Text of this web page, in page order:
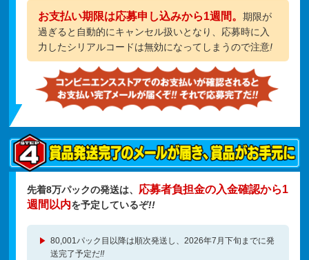
お支払い期限は応募申し込みから1週間。 期限が
過ぎると自動的にキャンセル扱いとなり、応募時に入
力したシリアルコードは無効になってしまうので注意!
先着8万パックの発送は、 応募者負担金の入金確認から1
週間以内を予定しているぞ!!
80,001パック目以降は順次発送し、2026年7月下旬までに発
送完了予定だ!!